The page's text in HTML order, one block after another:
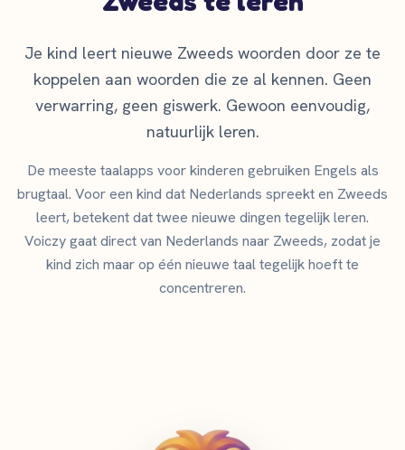
Je kind leert nieuwe Zweeds woorden door ze te
koppelen aan woorden die ze al kennen. Geen
verwarring, geen giswerk. Gewoon eenvoudig,
natuurlijk leren.
De meeste taalapps voor kinderen gebruiken Engels als
brugtaal. Voor een kind dat Nederlands spreekt en Zweeds
leert, betekent dat twee nieuwe dingen tegelijk leren.
Voiczy gaat direct van Nederlands naar Zweeds, zodat je
kind zich maar op één nieuwe taal tegelijk hoeft te
concentreren.